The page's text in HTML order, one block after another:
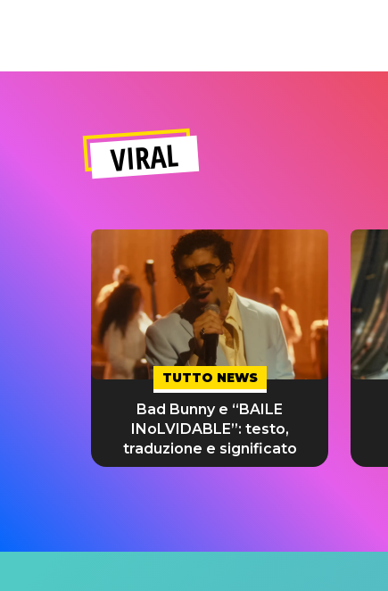
VIRAL
TUTTO NEWS
Bad Bunny e “BAILE
INoLVIDABLE”: testo,
traduzione e significato